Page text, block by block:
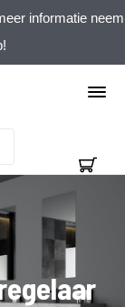
informatie neem